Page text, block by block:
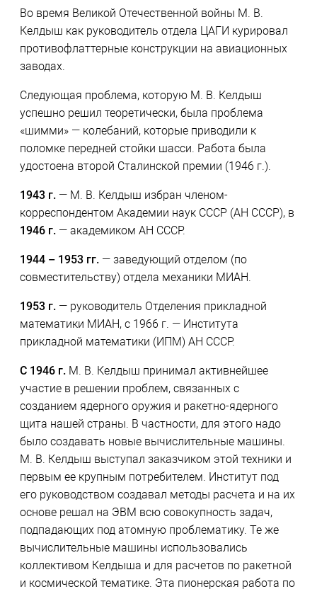
Во время Великой Отечественной войны М. В.
Келдыш как руководитель отдела ЦАГИ курировал
противофлаттерные конструкции на авиационных
заводах.
Следующая проблема, которую М. В. Келдыш
успешно решил теоретически, была проблема
«шимми» — колебаний, которые приводили к
поломке передней стойки шасси. Работа была
удостоена второй Сталинской премии (1946 г.).
1943 г.— М. В. Келдыш избран членом-
корреспондентом Академии наук СССР (АН СССР), в
1946 г.— академиком АН СССР.
1944 – 1953 гг.— заведующий отделом (по
совместительству) отдела механики МИАН.
1953 г. — руководитель Отделения прикладной
математики МИАН, с 1966 г. — Института
прикладной математики (ИПМ) АН СССР.
C 1946 г.М. В. Келдыш принимал активнейшее
участие в решении проблем, связанных с
созданием ядерного оружия и ракетно-ядерного
щита нашей страны. В частности, для этого надо
было создавать новые вычислительные машины.
М. В. Келдыш выступал заказчиком этой техники и
первым ее крупным потребителем. Институт под
его руководством создавал методы расчета и на их
основе решал на ЭВМ всю совокупность задач,
подпадающих под атомную проблематику. Те же
вычислительные машины использовались
коллективом Келдыша и для расчетов по ракетной
и космической тематике. Эта пионерская работа по